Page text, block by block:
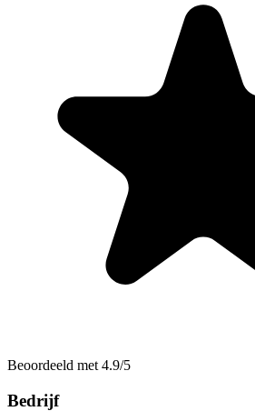
Beoordeeld met 4.9/5
Bedrijf